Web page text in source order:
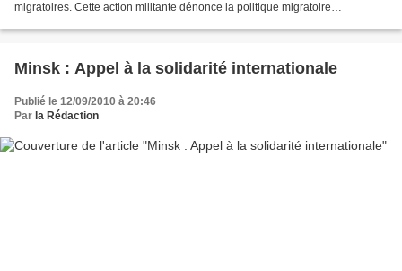
migratoires. Cette action militante dénonce la politique migratoire
Minsk : Appel à la solidarité internationale
Publié le 12/09/2010 à 20:46
Par la Rédaction